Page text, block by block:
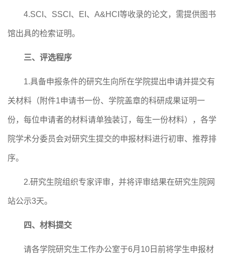
4.SCI 、 SSCI 、 EI 、 A&HCI 等收录的论文，需提供图书
馆出具的检索证明。
三、评选程序
1.具备申报条件的研究生向所在学院提出申请并提交有
关材料（附件1申请书一份、学院盖章的科研成果证明一
份，每位申请者的材料请单独装订， 每生一份材料），各学
院学术分委员会对研究生提交的申报材料进行初审、推荐排
序。
2.研究生院组织专家评审，并将评审结果在研究生院网
站公示3天。
四、材料提交
请各学院研究生工作办公室于6月 10 日前将学生申报材